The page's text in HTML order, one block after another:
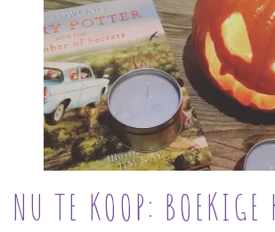
NU TE KOOP: BOEKIGE